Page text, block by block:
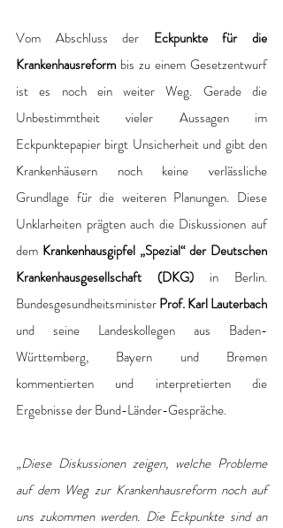
Vom Abschluss der Eckpunkte für die
Krankenhausreform bis zu einem Gesetzentwurf
ist es noch ein weiter Weg. Gerade die
Unbestimmtheit vieler Aussagen im
Eckpunktepapier birgt Unsicherheit und gibt den
Krankenhäusern noch keine verlässliche
Grundlage für die weiteren Planungen. Diese
Unklarheiten prägten auch die Diskussionen auf
dem Krankenhausgipfel „Spezial“ der Deutschen
Krankenhausgesellschaft (DKG) in Berlin.
Bundesgesundheitsminister Prof. Karl Lauterbach
und seine Landeskollegen aus Baden-
Württemberg, Bayern und Bremen
kommentierten und interpretierten die
Ergebnisse der Bund-Länder-Gespräche.
„Diese Diskussionen zeigen, welche Probleme
auf dem Weg zur Krankenhausreform noch auf
uns zukommen werden. Die Eckpunkte sind an